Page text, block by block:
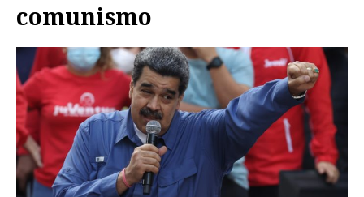
comunismo